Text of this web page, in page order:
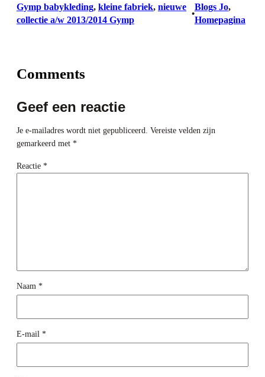
Gymp babykleding, kleine fabriek, nieuwe
collectie a/w 2013/2014 Gymp
•
Blogs Jo ,
Homepagina
Comments
Geef een reactie
Je e-mailadres wordt niet gepubliceerd.
Vereiste velden zijn
gemarkeerd met *
Reactie *
Naam *
E-mail *